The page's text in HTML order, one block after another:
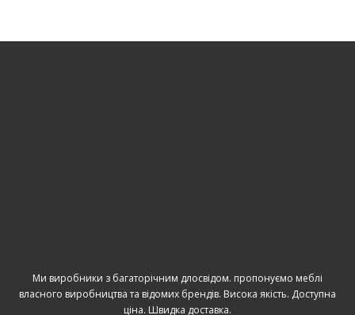
Ми виробники з багаторічним длосвідом. пропонуємо меблі
власного виробництва та відомих брендів. Висока якість. Доступна
ціна. Швидка доставка.